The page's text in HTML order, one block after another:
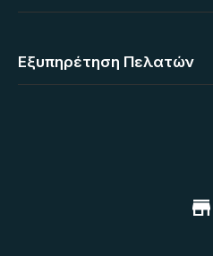
Εξυπηρέτηση Πελατών